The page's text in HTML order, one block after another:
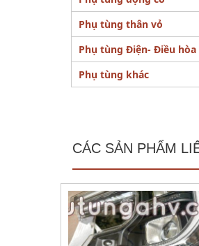
Phụ tùng thân vỏ
Phụ tùng Điện- Điều hòa
Phụ tùng khác